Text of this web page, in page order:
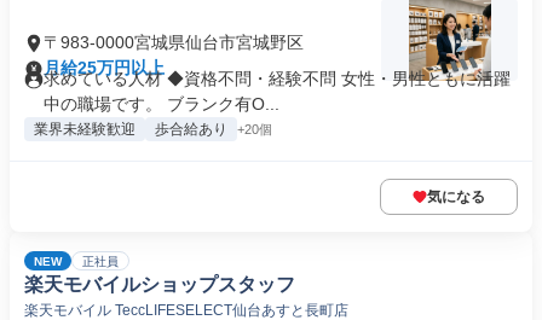
〒983-0000宮城県仙台市宮城野区
月給25万円以上
求めている人材 ◆資格不問・経験不問 女性・男性ともに活躍
中の職場です。 ブランク有O...
業界未経験歓迎 歩合給あり +20個
気になる
NEW 正社員
楽天モバイルショップスタッフ
楽天モバイル TeccLIFESELECT仙台あすと長町店